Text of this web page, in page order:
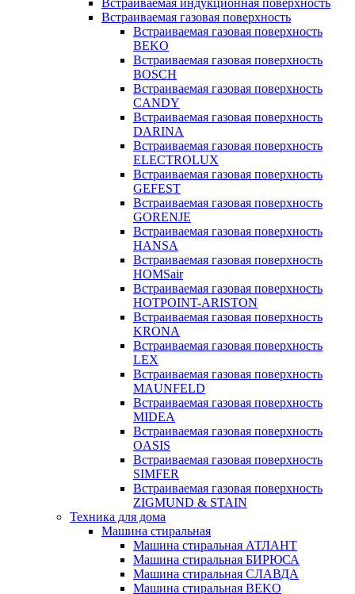
Встраиваемая индукционная поверхность
Встраиваемая газовая поверхность
Встраиваемая газовая поверхность
BEKO
Встраиваемая газовая поверхность
BOSCH
Встраиваемая газовая поверхность
CANDY
Встраиваемая газовая поверхность
DARINA
Встраиваемая газовая поверхность
ELECTROLUX
Встраиваемая газовая поверхность
GEFEST
Встраиваемая газовая поверхность
GORENJE
Встраиваемая газовая поверхность
HANSA
Встраиваемая газовая поверхность
HOMSair
Встраиваемая газовая поверхность
HOTPOINT-ARISTON
Встраиваемая газовая поверхность
KRONA
Встраиваемая газовая поверхность
LEX
Встраиваемая газовая поверхность
MAUNFELD
Встраиваемая газовая поверхность
MIDEA
Встраиваемая газовая поверхность
OASIS
Встраиваемая газовая поверхность
SIMFER
Встраиваемая газовая поверхность
ZIGMUND & STAIN
Техника для дома
Машина стиральная
Машина стиральная АТЛАНТ
Машина стиральная БИРЮСА
Машина стиральная СЛАВДА
Машина стиральная BEKO